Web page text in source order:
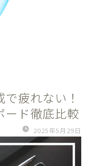
疲れない！
ード徹底比較
2025年5月29日